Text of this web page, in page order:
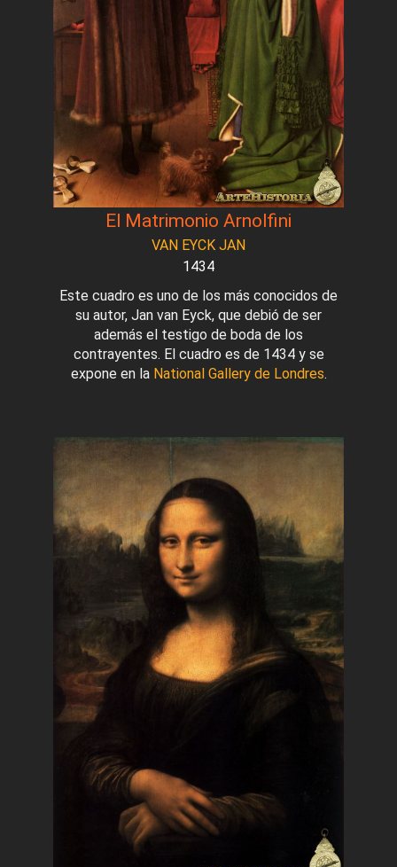
El Matrimonio Arnolfini
VAN EYCK JAN
1434
Este cuadro es uno de los más conocidos de
su autor, Jan van Eyck, que debió de ser
además el testigo de boda de los
contrayentes. El cuadro es de 1434 y se
expone en la National Gallery de Londres.